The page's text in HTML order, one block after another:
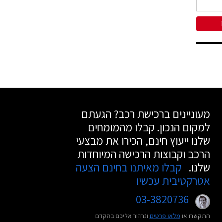
מעוניינים ברכישת רכב? הגעתם
למקום הנכון. קבלו מהמומחים
שלנו ייעוץ חינם, הכירו את מבצעי
הרכב וקבוצות הרכישה המיוחדות
שלנו. קבלו מאיתנו בחינם הצעה
אטרקטיבית עכשיו
03-3820736
התקשרו או מלאו פרטים ונחזור אליכם בהקדם